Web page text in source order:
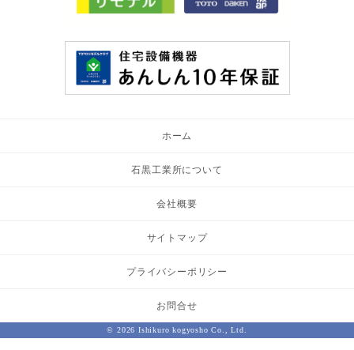
ホーム
石黒工業所について
会社概要
サイトマップ
プライバシーポリシー
お問合せ
© 2026 Ishikuro kogyosho Co., Ltd.